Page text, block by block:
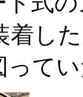
着し
て